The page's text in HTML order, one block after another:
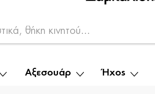
Αξεσουάρ Ήχος